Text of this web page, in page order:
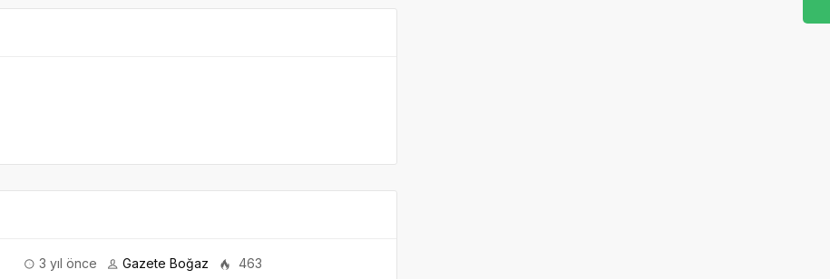
3 yıl önce Gazete Boğaz 463